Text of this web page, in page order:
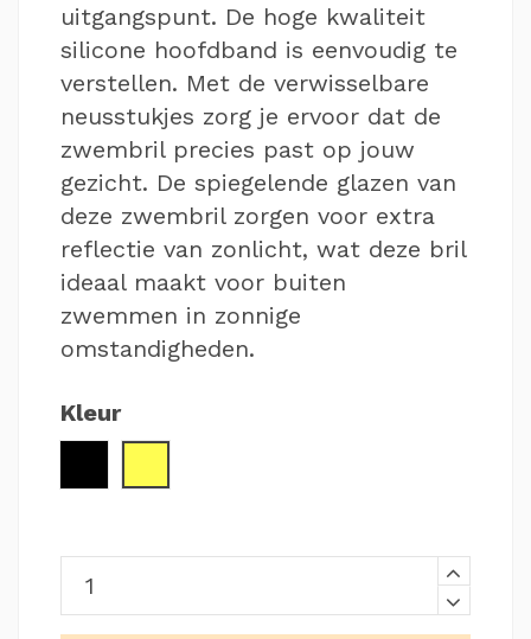
uitgangspunt. De hoge kwaliteit
silicone hoofdband is eenvoudig te
verstellen. Met de verwisselbare
neusstukjes zorg je ervoor dat de
zwembril precies past op jouw
gezicht. De spiegelende glazen van
deze zwembril zorgen voor extra
reflectie van zonlicht, wat deze bril
ideaal maakt voor buiten
zwemmen in zonnige
omstandigheden.
Kleur